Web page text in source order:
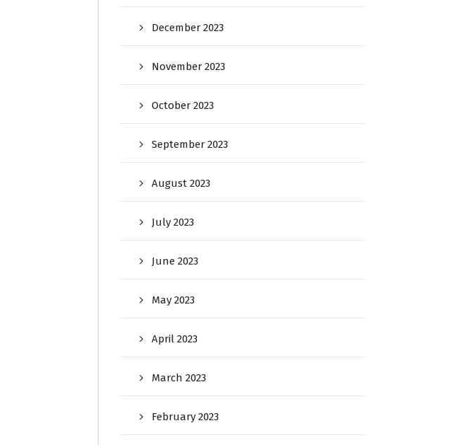
December 2023
November 2023
October 2023
September 2023
August 2023
July 2023
June 2023
May 2023
April 2023
March 2023
February 2023